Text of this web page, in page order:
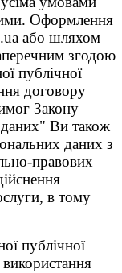
Оформлення
або шляхом
згодою
публічної
договору
Закону
Ви також
даних з
правових
в тому
публічної